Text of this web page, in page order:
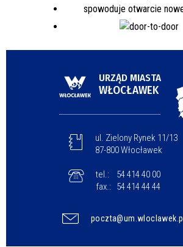
URZĄD MIASTA
WŁOCŁAWEK
ul. Zielony Rynek 11/13
87-800 Włocławek
tel.:
54 414 40 00
fax.:
54 414 44 44
poczta@um.wloclawek.pl